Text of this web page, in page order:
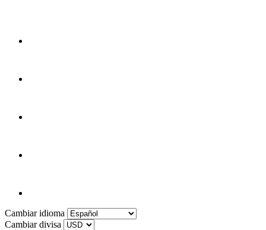
Cambiar idioma
Cambiar divisa